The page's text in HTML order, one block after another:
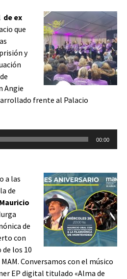
de ex
que
y
Angie
frente al Palacio
00:00
a las
de
Mauricio
de
con
los 10
Conversamos con el músico
EP digital titulado «Alma de